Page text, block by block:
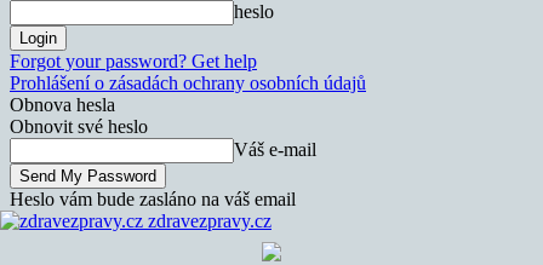
heslo
Forgot your password? Get help
Prohlášení o zásadách ochrany osobních údajů
Obnova hesla
Obnovit své heslo
Váš e-mail
Heslo vám bude zasláno na váš email
zdravezpravy.cz